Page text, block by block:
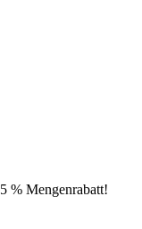
% Mengenrabatt!